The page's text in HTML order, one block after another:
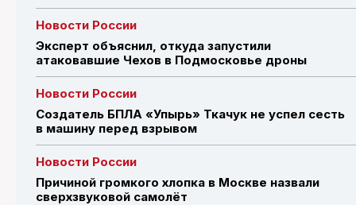
Новости России
Эксперт объяснил, откуда запустили
атаковавшие Чехов в Подмосковье дроны
Новости России
Создатель БПЛА «Упырь» Ткачук не успел сесть
в машину перед взрывом
Новости России
Причиной громкого хлопка в Москве назвали
сверхзвуковой самолёт